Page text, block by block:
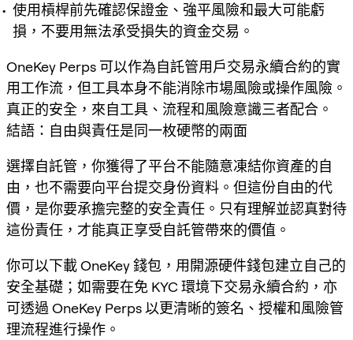
使用槓桿前先確認保證金、強平風險和最大可能虧
損，不要用無法承受損失的資金交易。
OneKey Perps 可以作為自託管用戶交易永續合約的實
用工作流，但工具本身不能消除市場風險或操作風險。
真正的安全，來自工具、流程和風險意識三者配合。
結語：自由與責任是同一枚硬幣的兩面
選擇自託管，你獲得了平台不能隨意凍結你資產的自
由，也不需要向平台提交身份資料。但這份自由的代
價，是你要承擔完整的安全責任。只有理解並認真對待
這份責任，才能真正享受自託管帶來的價值。
你可以下載 OneKey 錢包，用開源硬件錢包建立自己的
安全基礎；如需要在免 KYC 環境下交易永續合約，亦
可透過 OneKey Perps 以更清晰的簽名、授權和風險管
理流程進行操作。